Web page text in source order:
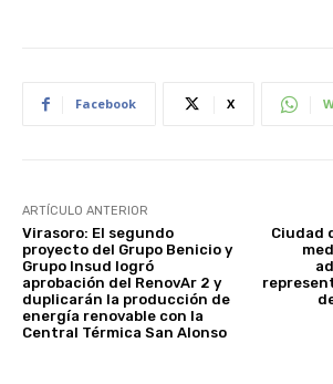
Facebook X
ARTÍCULO ANTERIOR
Virasoro: El segundo
proyecto del Grupo Benicio y
Grupo Insud logró
aprobación del RenovAr 2 y
duplicarán la producción de
energía renovable con la
Central Térmica San Alonso
Ciudad